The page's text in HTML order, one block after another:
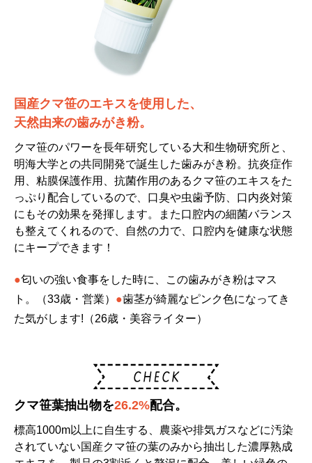
国産クマ笹のエキスを使用した、
天然由来の歯みがき粉。
クマ笹のパワーを長年研究している大和生物研究所と、
明海大学との共同開発で誕生した歯みがき粉。抗炎症作
用、粘膜保護作用、抗菌作用のあるクマ笹のエキスをた
っぷり配合しているので、口臭や虫歯予防、口内炎対策
にもその効果を発揮します。また口腔内の細菌バランス
も整えてくれるので、自然の力で、口腔内を健康な状態
にキープできます！
●匂いの強い食事をした時に、この歯みがき粉はマス
ト。（33歳・営業） ●歯茎が綺麗なピンク色になってき
た気がします!（26歳・美容ライター）
クマ笹葉抽出物を26.2%配合。
標高1000m以上に自生する、農薬や排気ガスなどに汚染
されていない国産クマ笹の葉のみから抽出した濃厚熟成